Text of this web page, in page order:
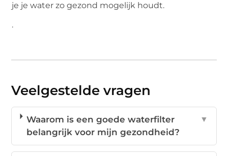
je je water zo gezond mogelijk houdt.
.
Veelgestelde vragen
Waarom is een goede waterfilter
belangrijk voor mijn gezondheid?
▼